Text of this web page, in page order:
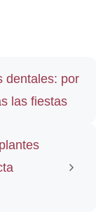
dentales: por
las fiestas